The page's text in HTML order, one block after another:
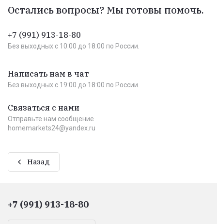
Остались вопросы? Мы готовы помочь.
+7 (991) 913-18-80
Без выходных c 10:00 до 18:00 по России.
Написать нам в чат
Без выходных c 19:00 до 18:00 по России.
Связаться с нами
Отправьте нам сообщение
homemarkets24@yandex.ru
Назад
+7 (991) 913-18-80